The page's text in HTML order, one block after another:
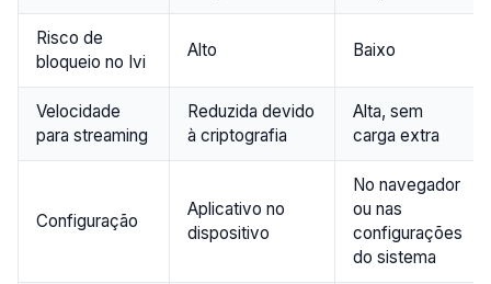
Risco de
bloqueio no Ivi
Alto Baixo
Velocidade
para streaming
Reduzida devido
à criptografia
Alta, sem
carga extra
Configuração
Aplicativo no
dispositivo
No navegador
ou nas
configurações
do sistema